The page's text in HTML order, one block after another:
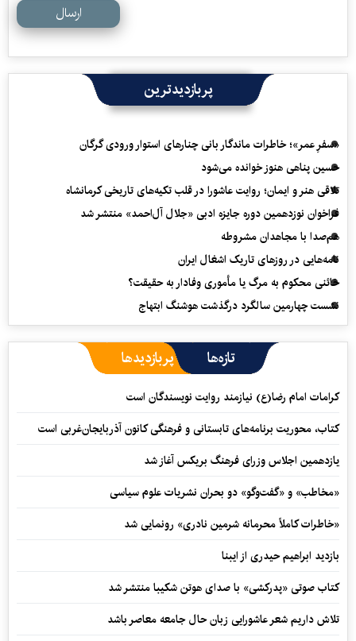
ارسال
پربازدیدترین
«سفرِ عمر»؛ خاطرات ماندگار بانی چنارهای استوار ورودی گرگان
حسین پناهی هنوز خوانده می‌شود
تلاقی هنر و ایمان؛ روایت عاشورا در قلب تکیه‌های تاریخی کرمانشاه
فراخوان نوزدهمین دوره جایزه ادبی «جلال آل‌احمد» منتشر شد
هم‌صدا با مجاهدان مشروطه
نامه‌هایی در روزهای تاریک اشغال ایران
خائنی محکوم به مرگ یا مأموری وفادار به حقیقت؟
نشست چهارمین سالگرد درگذشت هوشنگ ابتهاج
تازه‌ها پربازدیدها
کرامات امام رضا(ع) نیازمند روایت نویسندگان است
کتاب، محوریت برنامه‌های تابستانی و فرهنگی کانون آذربایجان‌غربی است
یازدهمین اجلاس وزرای فرهنگ بریکس آغاز شد
«مخاطب» و «گفت‌وگو» دو بحران نشریات علوم سیاسی
«خاطرات کاملاً محرمانه شرمین نادری» رونمایی شد
بازدید ابراهیم حیدری از ایبنا
کتاب صوتی «پدرکشی» با صدای هوتن شکیبا منتشر شد
تلاش داریم شعر عاشورایی زبان حال جامعه معاصر باشد